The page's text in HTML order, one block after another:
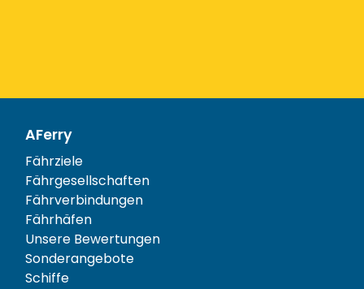
AFerry
Fährziele
Fährgesellschaften
Fährverbindungen
Fährhäfen
Unsere Bewertungen
Sonderangebote
Schiffe